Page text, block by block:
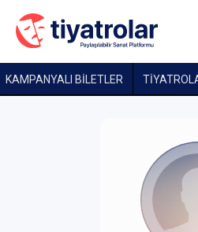
KAMPANYALI BİLETLER